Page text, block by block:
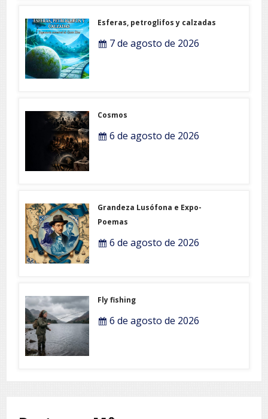
Esferas, petroglifos y calzadas
7 de agosto de 2026
Cosmos
6 de agosto de 2026
Grandeza Lusófona e Expo-
Poemas
6 de agosto de 2026
Fly fishing
6 de agosto de 2026